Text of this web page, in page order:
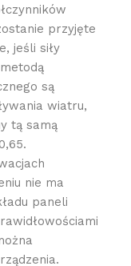
przyjęte
jeśli siły
są
wiatru,
tą samą
nie ma
paneli